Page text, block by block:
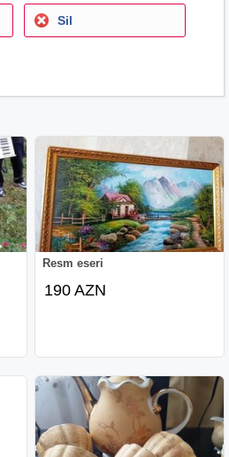
Sil
Resm eseri
190 AZN